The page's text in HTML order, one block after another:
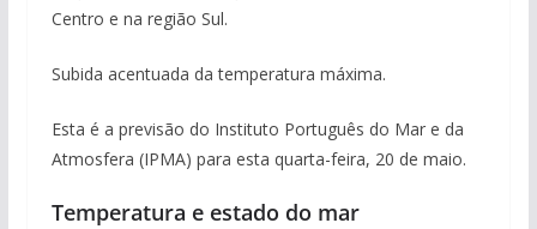
Centro e na região Sul.
Subida acentuada da temperatura máxima.
Esta é a previsão do Instituto Português do Mar e da
Atmosfera (IPMA) para esta quarta-feira, 20 de maio.
Temperatura e estado do mar